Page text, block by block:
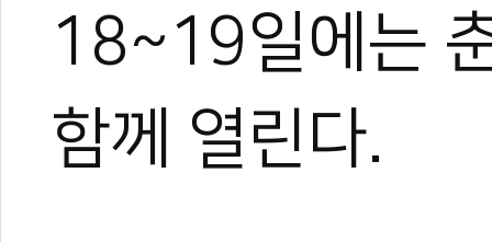
18~19일에는
함께 열린다.